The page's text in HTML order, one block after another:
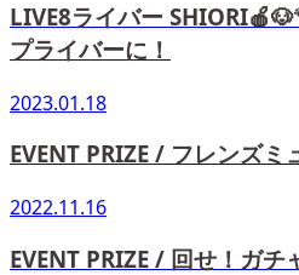
LIVE8ライバー
プライバーに！
2023.01.18
EVENT PRIZE / フレンズミ
2022.11.16
EVENT PRIZE / 回せ！ガ